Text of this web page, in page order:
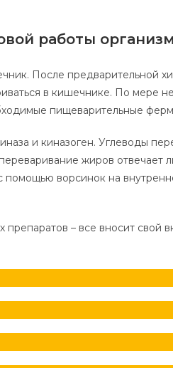
работы
После предварительной
в кишечнике. По мере
пищеварительные
и киназоген. Углеводы
жиров отвечает
ворсинок на
– все вносит свой